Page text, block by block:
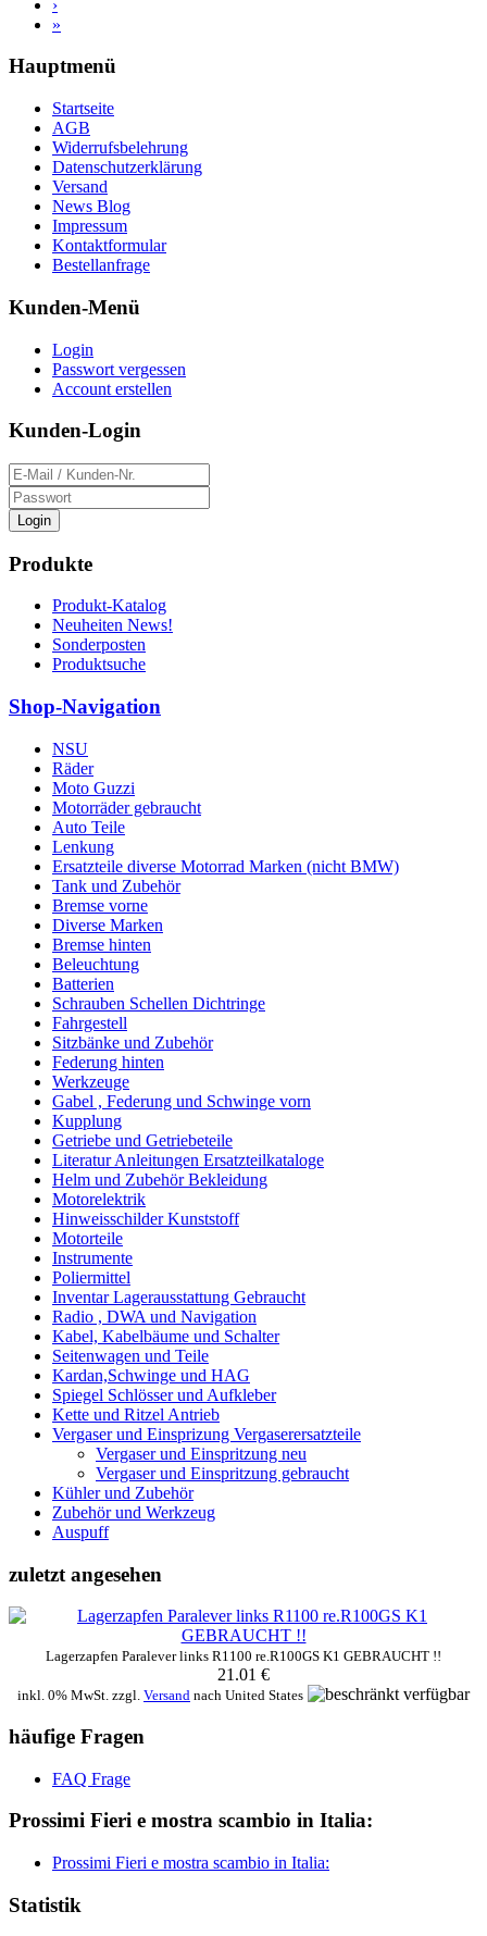
›
»
Hauptmenü
Startseite
AGB
Widerrufsbelehrung
Datenschutzerklärung
Versand
News Blog
Impressum
Kontaktformular
Bestellanfrage
Kunden-Menü
Login
Passwort vergessen
Account erstellen
Kunden-Login
Login
Produkte
Produkt-Katalog
Neuheiten News!
Sonderposten
Produktsuche
Shop-Navigation
NSU
Räder
Moto Guzzi
Motorräder gebraucht
Auto Teile
Lenkung
Ersatzteile diverse Motorrad Marken (nicht BMW)
Tank und Zubehör
Bremse vorne
Diverse Marken
Bremse hinten
Beleuchtung
Batterien
Schrauben Schellen Dichtringe
Fahrgestell
Sitzbänke und Zubehör
Federung hinten
Werkzeuge
Gabel , Federung und Schwinge vorn
Kupplung
Getriebe und Getriebeteile
Literatur Anleitungen Ersatzteilkataloge
Helm und Zubehör Bekleidung
Motorelektrik
Hinweisschilder Kunststoff
Motorteile
Instrumente
Poliermittel
Inventar Lagerausstattung Gebraucht
Radio , DWA und Navigation
Kabel, Kabelbäume und Schalter
Seitenwagen und Teile
Kardan,Schwinge und HAG
Spiegel Schlösser und Aufkleber
Kette und Ritzel Antrieb
Vergaser und Einsprizung Vergaserersatzteile
Vergaser und Einspritzung neu
Vergaser und Einspritzung gebraucht
Kühler und Zubehör
Zubehör und Werkzeug
Auspuff
zuletzt angesehen
Lagerzapfen Paralever links R1100 re.R100GS K1 GEBRAUCHT !!
21.01 €
inkl. 0% MwSt. zzgl. Versand nach United States
häufige Fragen
FAQ Frage
Prossimi Fieri e mostra scambio in Italia:
Prossimi Fieri e mostra scambio in Italia:
Statistik